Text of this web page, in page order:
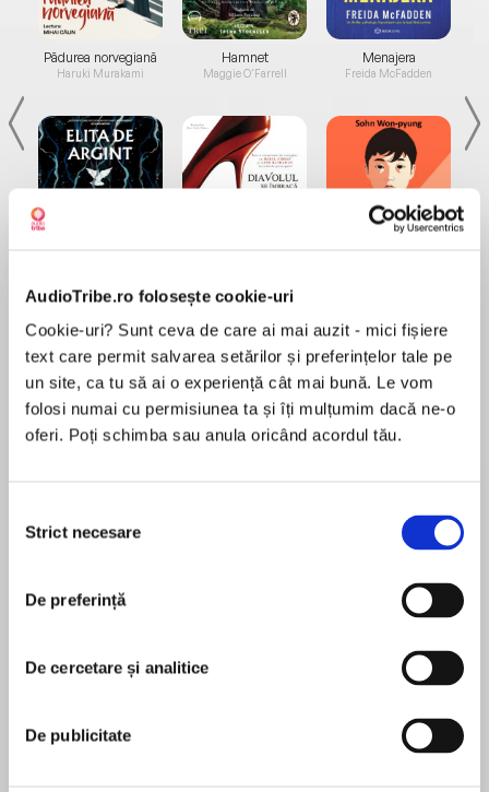
AudioTribe.ro folosește cookie-uri
Cookie-uri? Sunt ceva de care ai mai auzit - mici fișiere
text care permit salvarea setărilor și preferințelor tale pe
un site, ca tu să ai o experiență cât mai bună. Le vom
folosi numai cu permisiunea ta și îți mulțumim dacă ne-o
oferi. Poți schimba sau anula oricând acordul tău.
consimțământului
Strict necesare
De preferință
De cercetare și analitice
De publicitate
Pădurea norvegiană
Haruki Murakami
Hamnet
Maggie O'Farrell
Menajera
Freida McFadden
Desprecarte
From the author of Sit! Stay! Speak! comes a
irresistible dog—an unforgettable story about
love, friendship, and community. Perfect for
Monroe.
Caroline O’Connor never dreamed she’d be
back home in Cold River, Missouri, the Ozark
business.’…they mean well as they drive you
crazy. She thought she’d left town for good, but
În acest moment nu există recenzii
Annie England Noblin
Annie England Noblin lives with her son, husband,